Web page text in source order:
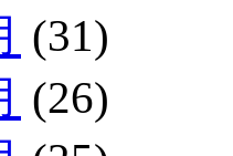
(31)
(26)